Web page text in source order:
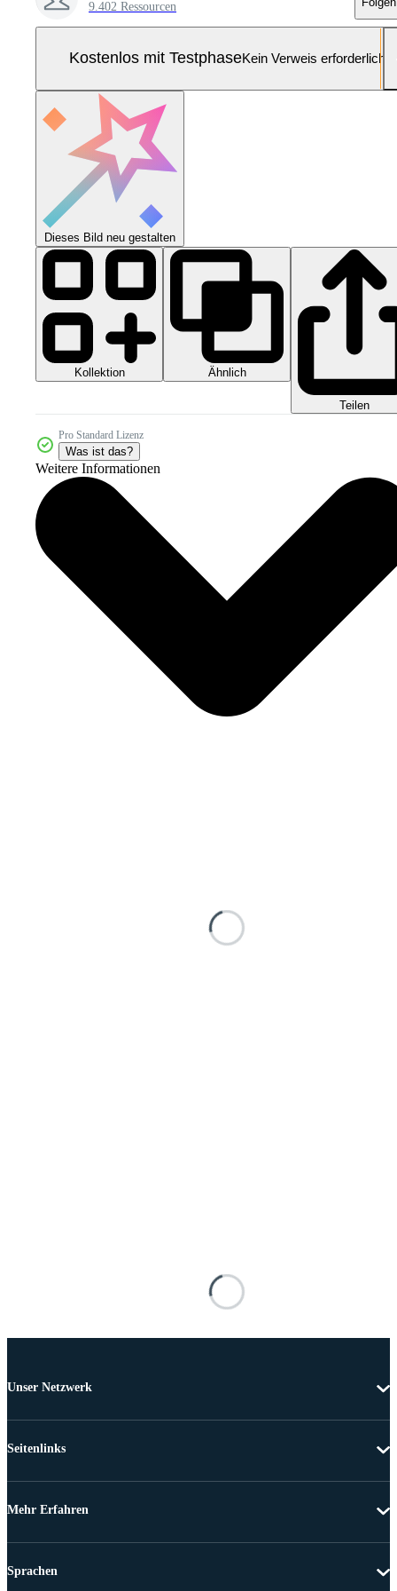
9.402 Ressourcen
Kostenlos mit TestphaseKein Verweis erforderlich
Dieses Bild neu gestalten
Kollektion Ähnlich
Teilen
Pro Standard Lizenz
Was ist das?
Weitere Informationen
Unser Netzwerk
Seitenlinks
Mehr Erfahren
Sprachen